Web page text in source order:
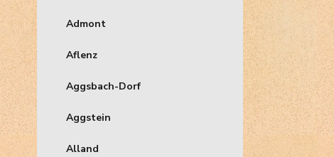
Admont
Aflenz
Aggsbach-Dorf
Aggstein
Alland